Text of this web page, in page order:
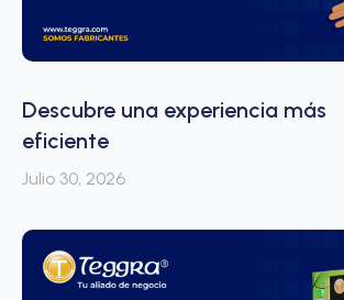
Descubre una experiencia más
eficiente
Julio 30, 2026